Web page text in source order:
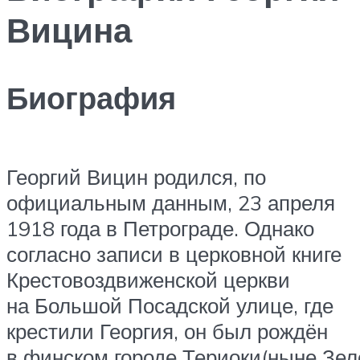
Вицина
Биография
Георгий Вицин родился, по
официальным данным, 23 апреля
1918 года в Петрограде. Однако
согласно записи в церковной книге
Крестовоздвиженской церкви
на Большой Посадской улице, где
крестили Георгия, он был рождён